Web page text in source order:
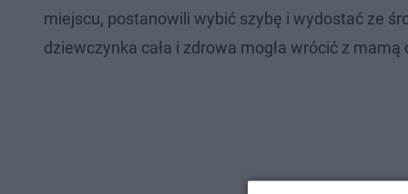
miejscu, postanowili wybić szybę i wydostać ze
dziewczynka cała i zdrowa mogła wrócić z mamą